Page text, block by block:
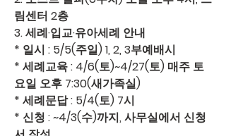
림센터 2층
3. 세례·입교·유아세례 안내
* 일시 : 5/5(주일) 1, 2, 3부예배시
* 세례교육 : 4/6(토)~4/27(토) 매주 토
요일 오후 7:30(새가족실)
* 세례문답 : 5/4(토) 7시
* 신청 : ~4/3(수)까지, 사무실에서 신청